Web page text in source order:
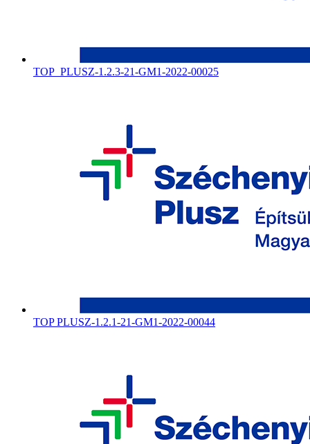
TOP_PLUSZ-1.2.3-21-GM1-2022-00025
TOP PLUSZ-1.2.1-21-GM1-2022-00044